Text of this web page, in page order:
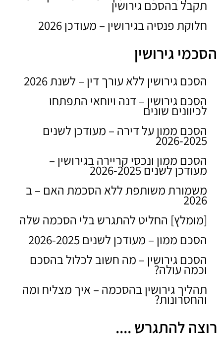
תקבל בהסכם גירושין
חלוקת פנסיה בגירושין – מעודכן 2026
הסכמי גירושין
הסכם גירושין ללא עורך דין – לשנת 2026
הסכם גירושין – דנה ויוחאי התפתחו
לכיוונים שונים
הסכם ממון על דירה – מעודכן לשנים
2026-2025
הסכם ממון ונכסי קריירה בגירושין –
מעודכן לשנים 2026-2025
משמורת משותפת ללא הסכמת האם – ב
2026
[מומלץ] החליט להתגרש בלי הסכמה שלה
הסכם ממון – מעודכן לשנים 2026-2025
הסכם גירושין – מה חשוב לכלול בהסכם
וכמה עולה?
תהליך גירושין בהסכמה – איך מצליח ומה
והחסרונות?
רוצה להתגרש ....